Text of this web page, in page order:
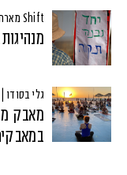
Shift מארח | 26 ביוני 2025
גלי בסודו | 15 ביוני 2025
מאבק